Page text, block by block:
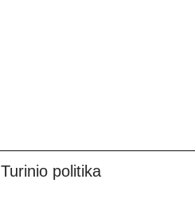
Turinio politika